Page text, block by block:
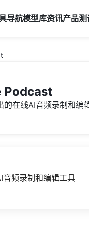
导航模型库资讯产品测
Podcast
的在线AI音频录制和编
频录制和编辑工具